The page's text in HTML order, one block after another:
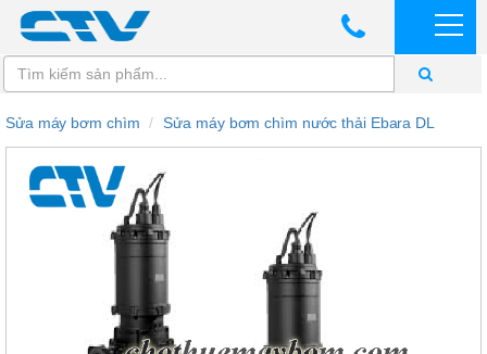
Sửa máy bơm chìm Sửa máy bơm chìm nước thải Ebara DL